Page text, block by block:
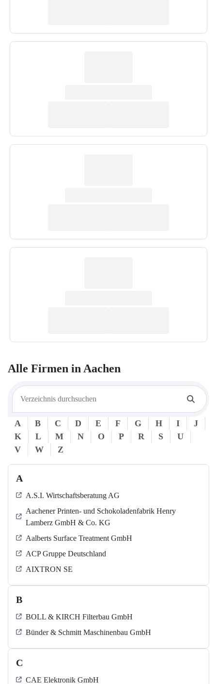
Alle Firmen inAachen
A B C D E F G H I
J
K
L M N O P R S
U
V
W Z
A
A.S.I. Wirtschaftsberatung AG
Aachener Printen- und Schokoladenfabrik Henry
Lamberz GmbH & Co. KG
Aalberts Surface Treatment GmbH
ACP Gruppe Deutschland
AIXTRON SE
B
BOLL & KIRCH Filterbau GmbH
Bünder & Schmitt Maschinenbau GmbH
C
CAE Elektronik GmbH